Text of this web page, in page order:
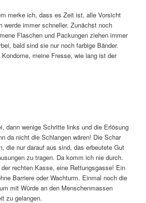
merke ich, dass es Zeit ist, alle Vorsicht
werde immer schneller. Zunächst noch
Flaschen und Packungen ziehen immer
bald sind sie nur noch farbige Bänder.
meine Fresse, wie lang ist der
dann wenige Schritte links und die Erlösung
da nicht die Schlangen wären! Die Schar
die nur darauf aus sind, das erbeutete Gut
zu tragen. Da komm ich nie durch.
rechten Kasse, eine Rettungsgasse! Ein
Barriere oder Wachturm. Einmal noch die
mit Würde an den Menschenmassen
zu gelangen.